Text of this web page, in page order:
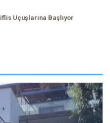
Uçuşlarına Başlıyor